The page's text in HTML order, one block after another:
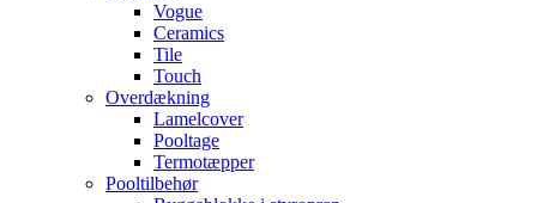
Vogue
Ceramics
Tile
Touch
Overdækning
Lamelcover
Pooltage
Termotæpper
Pooltilbehør